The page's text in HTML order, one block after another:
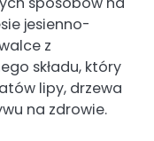
jesienno-
z
składu, który
lipy, drzewa
na zdrowie.